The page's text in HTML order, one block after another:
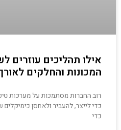
אילו תהליכים עוזרים
המכונות והחלקים
רוב החברות מסתמכות על מערכות
כדי לייצר, להעביר ולאחסן כימיקלים
כדי